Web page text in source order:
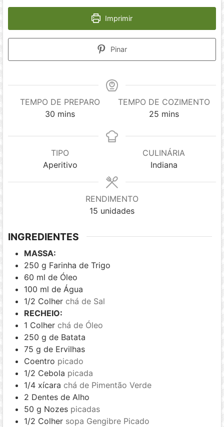
Imprimir
Pinar
TEMPO DE PREPARO
30 minutes
mins
TEMPO DE COZIMENTO
25minutes
mins
TIPO
Aperitivo
CULINÁRIA
Indiana
RENDIMENTO
15 unidades
INGREDIENTES
MASSA:
250 g Farinha de Trigo
60 ml de Óleo
100 ml de Água
1/2 Colher chá de Sal
RECHEIO:
1 Colher chá de Óleo
250 g de Batata
75 g de Ervilhas
Coentro picado
1/2 Cebola picada
1/4 xícara chá de Pimentão Verde
2 Dentes de Alho
50 g Nozes picadas
1/2 Colher sopa Gengibre Picado